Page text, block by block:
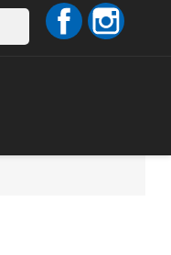
Facebook